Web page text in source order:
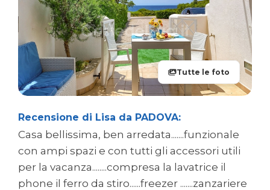
Tutte le foto
Recensione di Lisa da PADOVA:
Casa bellissima, ben arredata.......funzionale
con ampi spazi e con tutti gli accessori utili
per la vacanza........compresa la lavatrice il
phone il ferro da stiro......freezer .......zanzariere